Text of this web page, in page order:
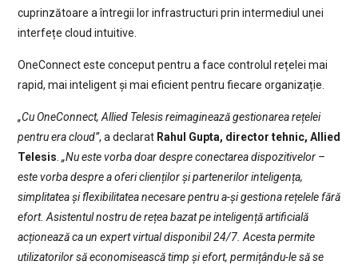
cuprinzătoare a întregii lor infrastructuri prin intermediul unei
interfețe cloud intuitive.
OneConnect este conceput pentru a face controlul rețelei mai
rapid, mai inteligent și mai eficient pentru fiecare organizație.
„Cu OneConnect, Allied Telesis reimaginează gestionarea rețelei
pentru era cloud”, a declarat Rahul Gupta, director tehnic, Allied
Telesis „Nu este vorba doar despre conectarea dispozitivelor –
este vorba despre a oferi clienților și partenerilor inteligența,
simplitatea și flexibilitatea necesare pentru a-și gestiona rețelele fără
efort. Asistentul nostru de rețea bazat pe inteligență artificială
acționează ca un expert virtual disponibil 24/7. Acesta permite
utilizatorilor să economisească timp și efort, permițându-le să se